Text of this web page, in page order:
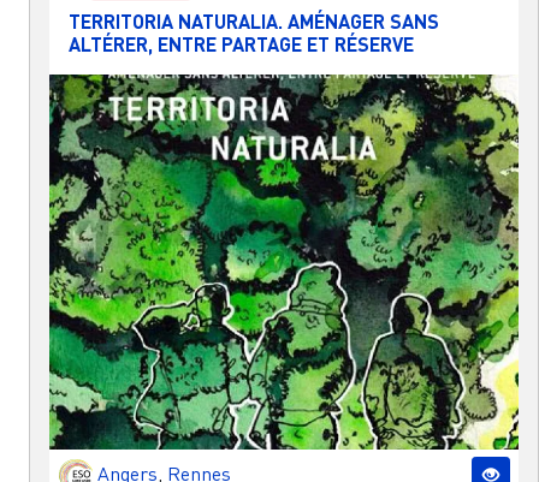
TERRITORIA NATURALIA. AMÉNAGER SANS
ALTÉRER, ENTRE PARTAGE ET RÉSERVE
Angers, Rennes